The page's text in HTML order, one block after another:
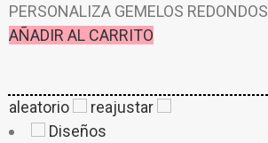
PERSONALIZA GEMELOS REDONDOS
AÑADIR AL CARRITO
aleatorio
reajustar
Diseños